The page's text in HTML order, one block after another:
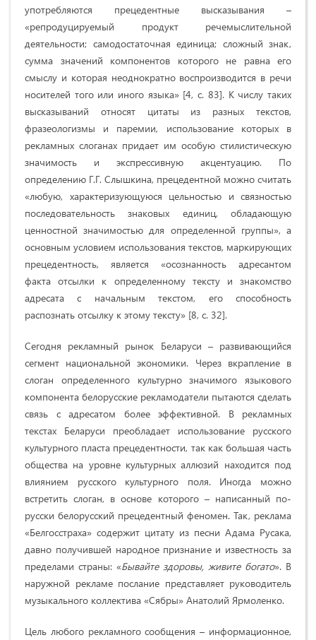
употребляются прецедентные высказывания –
«репродуцируемый продукт речемыслительной
деятельности; самодостаточная единица; сложный знак,
сумма значений компонентов которого не равна его
смыслу и которая неоднократно воспроизводится в речи
носителей того или иного языка» [4, с. 83]. К числу таких
высказываний относят цитаты из разных текстов,
фразеологизмы и паремии, использование которых в
рекламных слоганах придает им особую стилистическую
значимость и экспрессивную акцентуацию. По
определению Г.Г. Слышкина, прецедентной можно считать
«любую, характери­зующуюся цельностью и связностью
последовательность знаковых единиц, обладающую
ценностной значимостью для определенной группы», а
основным условием использования текстов, маркирующих
прецедентность, является «осознанность адресантом
факта отсылки к определенному тексту и знакомство
адресата с начальным текстом, его способность
распознать отсылку к этому тексту» [8, с. 32].
Сегодня рекламный рынок Беларуси – разви­вающийся
сегмент национальной экономики. Через вкрапление в
слоган определенного культурно значимого языкового
компонента белорусские рекламодатели пытаются сделать
связь с адресатом более эффективной. В рекламных
текстах Беларуси преобладает использование русского
культурного пласта прецедентности, так как большая часть
общества на уровне культурных аллюзий находится под
влиянием русского культурного поля. Иногда можно
встретить слоган, в основе которого – написанный по-
русски белорусский прецедентный феномен. Так, реклама
«Белгосстраха» содержит цитату из песни Адама Русака,
давно получившей народное признание и известность за
пределами страны: «Бывайте здоровы, живите богато». В
наружной рекламе послание представляет руководитель
музыкального коллектива «Сябры» Анатолий Ярмоленко.
Цель любого рекламного сообщения – информа­ционное,